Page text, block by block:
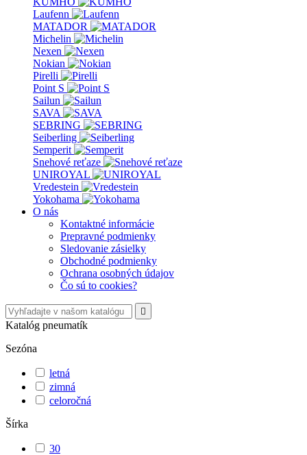
Laufenn
MATADOR
Michelin
Nexen
Nokian
Pirelli
Point S
Sailun
SAVA
SEBRING
Seiberling
Semperit
Snehové reťaze
UNIROYAL
Vredestein
Yokohama
O nás
Kontaktné informácie
Prepravné podmienky
Sledovanie zásielky
Obchodné podmienky
Ochrana osobných údajov
Čo sú to cookies?

Katalóg pneumatík
Sezóna
letná
zimná
celoročná
Šírka
30